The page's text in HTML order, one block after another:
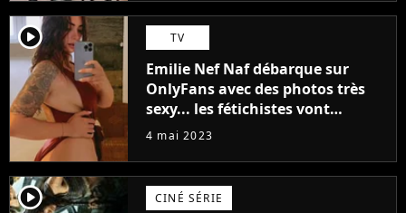
player2 TV
Emilie Nef Naf débarque sur
OnlyFans avec des photos très
sexy... les fétichistes vont
prendre leur pied !
4 mai 2023
player2 CINÉ SÉRIE